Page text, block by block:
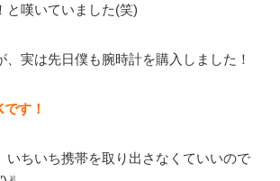
と嘆いていました(笑)
、実は先日僕も腕時計を購入しました！
す！
いちいち携帯を取り出さなくていいので